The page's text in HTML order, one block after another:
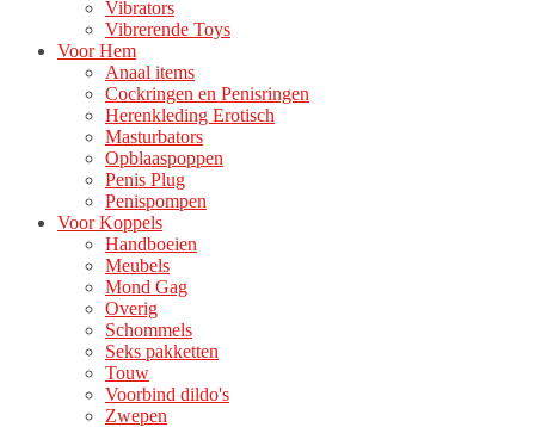
Vibrators
Vibrerende Toys
Voor Hem
Anaal items
Cockringen en Penisringen
Herenkleding Erotisch
Masturbators
Opblaaspoppen
Penis Plug
Penispompen
Voor Koppels
Handboeien
Meubels
Mond Gag
Overig
Schommels
Seks pakketten
Touw
Voorbind dildo's
Zwepen